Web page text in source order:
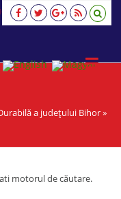
a județului Bihor»
motorul de căutare.